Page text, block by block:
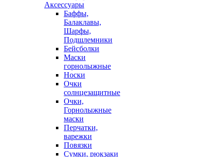
Аксессуары
Баффы,
Балаклавы,
Шарфы,
Подшлемники
Бейсболки
Маски
горнолыжные
Носки
Очки
солнцезащитные
Очки,
Горнолыжные
маски
Перчатки,
варежки
Повязки
Сумки, рюкзаки